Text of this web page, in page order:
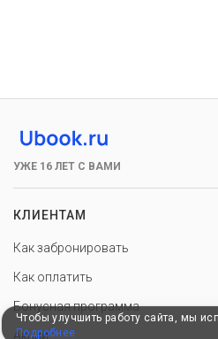
УЖЕ 16 ЛЕТ С ВАМИ
КЛИЕНТАМ
Как забронировать
Как оплатить
Бонусная программа
Акции
Чтобы улучшить работу сайта, мы
Подробнее